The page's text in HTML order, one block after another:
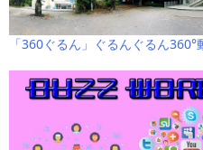
「360ぐるん」ぐるんぐるん